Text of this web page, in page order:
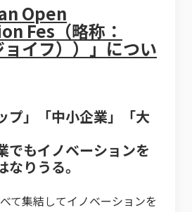
Open
Fes（略称：
イフ））」につい
プ」「中小企業」「大
でもイノベーションを
りうる。
て集結してイノベーションを